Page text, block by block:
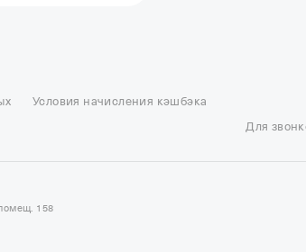
Отель Гринвуд Отель Soluxe в Москве
Условия начисления кэшбэка
Для
158